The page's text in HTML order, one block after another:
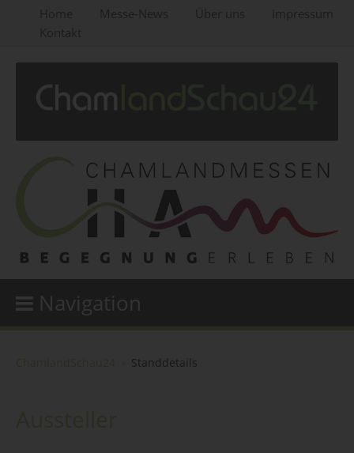
Navigation
Standdetails